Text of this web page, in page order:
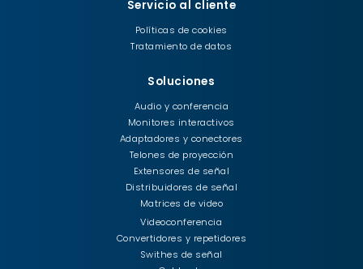
Servicio al cliente
Políticas de cookies
Tratamiento de datos
Soluciones
Audio y conferencia
Monitores interactivos
Adaptadores y conectores
Telones de proyección
Extensores de señal
Distribuidores de señal
Matrices de video
Videoconferencia
Convertidores y repetidores
Swithes de señal